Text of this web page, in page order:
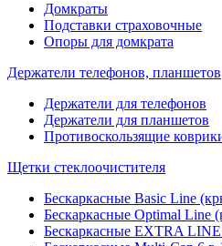
Домкраты
Подставки страховочные
Опоры для домкрата
Держатели телефонов, планшетов
Держатели для телефонов
Держатели для планшетов
Противоскользящие
Щетки стеклоочистителя
Бескаркасные Basic Line
Бескаркасные Optimal Line
Бескаркасные EXTRA